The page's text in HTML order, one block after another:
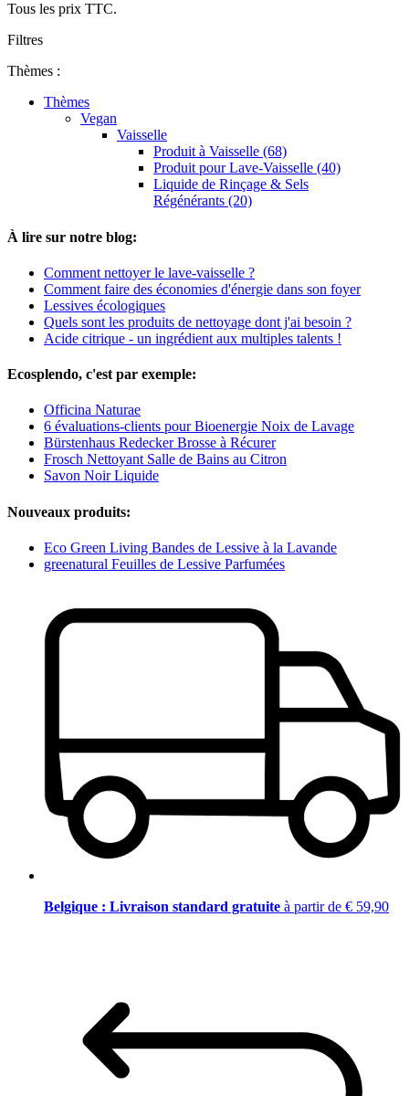
Tous les prix TTC.
Filtres
Thèmes :
Thèmes
Vegan
Vaisselle
Produit à Vaisselle (68)
Produit pour Lave-Vaisselle (40)
Liquide de Rinçage & Sels
Régénérants (20)
À lire sur notre blog:
Comment nettoyer le lave-vaisselle ?
Comment faire des économies d'énergie dans son foyer
Lessives écologiques
Quels sont les produits de nettoyage dont j'ai besoin ?
Acide citrique - un ingrédient aux multiples talents !
Ecosplendo, c'est par exemple:
Officina Naturae
6 évaluations-clients pour Bioenergie Noix de Lavage
Bürstenhaus Redecker Brosse à Récurer
Frosch Nettoyant Salle de Bains au Citron
Savon Noir Liquide
Nouveaux produits:
Eco Green Living Bandes de Lessive à la Lavande
greenatural Feuilles de Lessive Parfumées
Belgique : Livraison standard gratuite à partir de € 59,90